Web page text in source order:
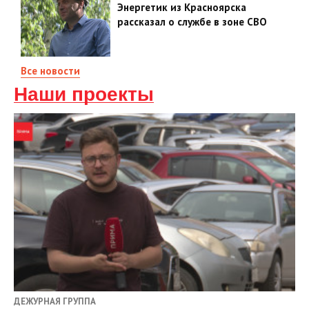
Энергетик из Красноярска
рассказал о службе в зоне СВО
Все новости
Наши проекты
ДЕЖУРНАЯ ГРУППА